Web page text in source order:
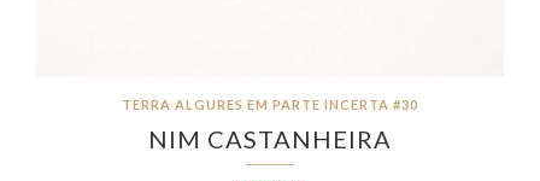
TERRA ALGURES EM PARTE INCERTA #30
NIM CASTANHEIRA